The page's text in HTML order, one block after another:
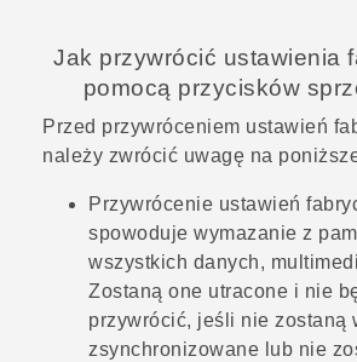
Jak przywrócić ustawienia
pomocą przycisków
Przed przywróceniem ustawień
należy zwrócić uwagę na
Przywrócenie ustawień
spowoduje wymazanie z
wszystkich danych,
Zostaną one utracone i nie
przywrócić, jeśli nie zostaną
zsynchronizowane lub nie